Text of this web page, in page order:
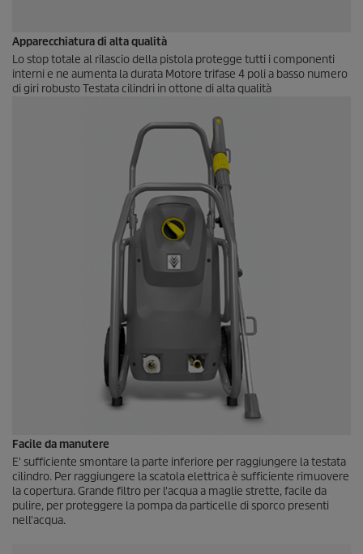
Apparecchiatura di alta qualità
Lo stop totale al rilascio della pistola protegge tutti i componenti
interni e ne aumenta la durata Motore trifase 4 poli a basso numero
di giri robusto Testata cilindri in ottone di alta qualità
Facile da manutere
E' sufficiente smontare la parte inferiore per raggiungere la testata
cilindro. Per raggiungere la scatola elettrica è sufficiente rimuovere
la copertura. Grande filtro per l'acqua a maglie strette, facile da
pulire, per proteggere la pompa da particelle di sporco presenti
nell'acqua.